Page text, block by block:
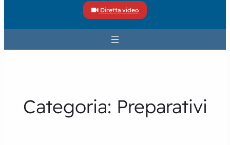
Diretta video
Categoria: Preparativi